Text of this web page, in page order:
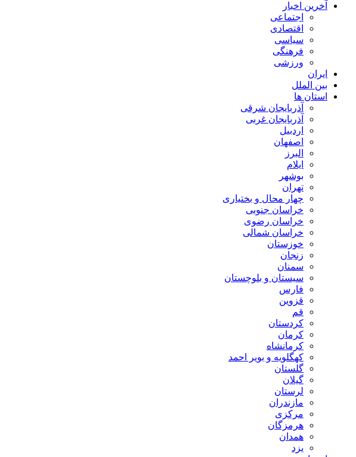
آخرین اخبار
اجتماعی
اقتصادی
سیاسی
فرهنگی
ورزشی
ایران
بین الملل
استان ها
آذربایجان شرقی
آذربایجان غربی
اردبیل
اصفهان
البرز
ایلام
بوشهر
تهران
چهار محال و بختیاری
خراسان جنوبی
خراسان رضوی
خراسان شمالی
خوزستان
زنجان
سمنان
سیستان و بلوچستان
فارس
قزوین
قم
کردستان
کرمان
کرمانشاه
کهگلویه و بویر احمد
گلستان
گیلان
لرستان
مازندران
مرکزی
هرمزگان
همدان
یزد